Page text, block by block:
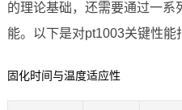
的理论基础，还需要通过一系
能。以下是对pt1003关键性能
固化时间与温度适应性